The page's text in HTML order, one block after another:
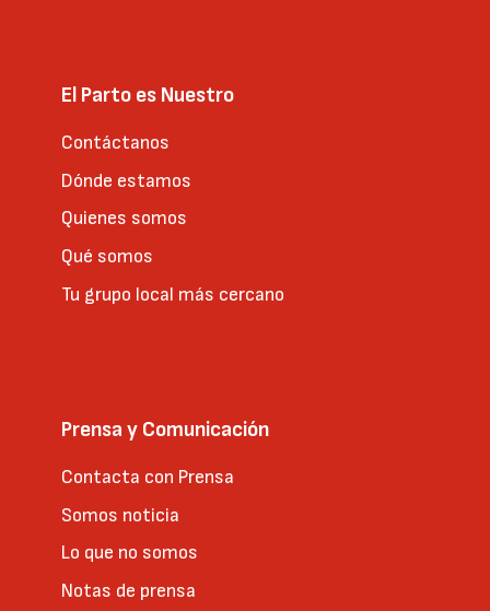
El Parto es Nuestro
Contáctanos
Dónde estamos
Quienes somos
Qué somos
Tu grupo local más cercano
Prensa y Comunicación
Contacta con Prensa
Somos noticia
Lo que no somos
Notas de prensa